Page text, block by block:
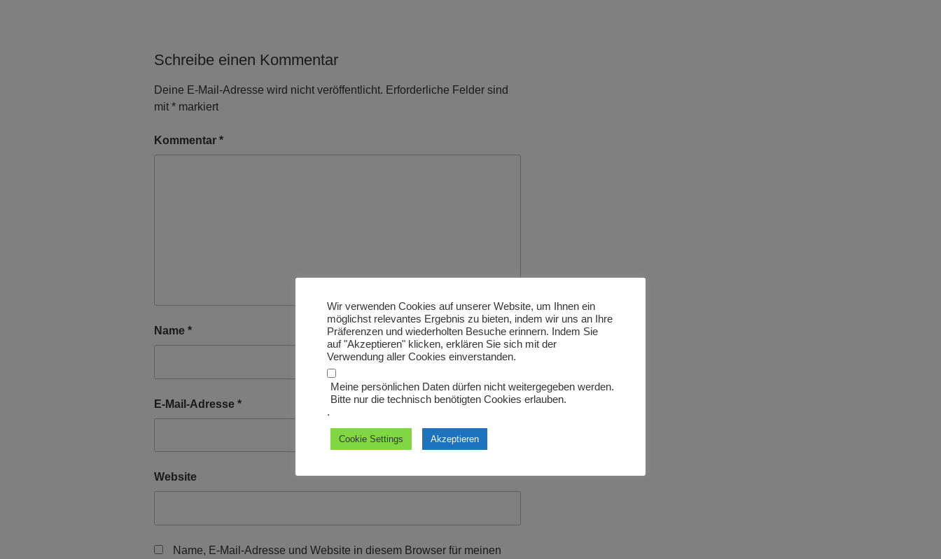
Schreibe einen Kommentar
Deine E-Mail-Adresse wird nicht veröffentlicht. Erforderliche Felder sind
mit * markiert
Kommentar *
Name *
E-Mail-Adresse *
Website
Name, E-Mail-Adresse und Website in diesem Browser für meinen
Wir verwenden Cookies auf unserer Website, um Ihnen ein
möglichst relevantes Ergebnis zu bieten, indem wir uns an Ihre
Präferenzen und wiederholten Besuche erinnern. Indem Sie
auf "Akzeptieren" klicken, erklären Sie sich mit der
Verwendung aller Cookies einverstanden.
Meine persönlichen Daten dürfen nicht weitergegeben werden.
Bitte nur die technisch benötigten Cookies erlauben.
.
Cookie Settings Akzeptieren